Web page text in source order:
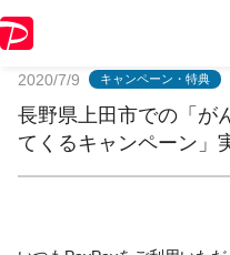
2020/7/9 キャンペーン・特典
長野県上田市での「が
てくるキャンペーン」